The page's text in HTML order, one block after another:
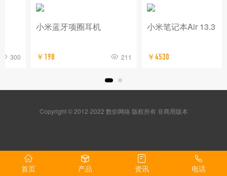
小米蓝牙项圈耳机
￥198 211
小米笔记本Air 13.3
￥4530
Copyright © 2012-2022 数炽网络 版权所有 非商用版本
首页 产品 资讯 电话